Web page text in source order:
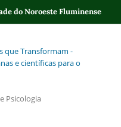
do Noroeste Fluminense
que Transformam -
e científicas para o
Psicologia